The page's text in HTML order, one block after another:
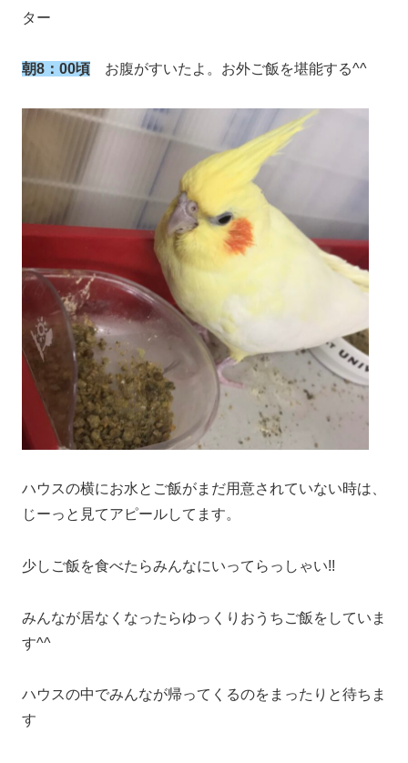
ター
朝8：00頃 お腹がすいたよ。お外ご飯を堪能する^^
ハウスの横にお水とご飯がまだ用意されていない時は、
じーっと見てアピールしてます。
少しご飯を食べたらみんなにいってらっしゃい!!
みんなが居なくなったらゆっくりおうちご飯をしていま
す^^
ハウスの中でみんなが帰ってくるのをまったりと待ちま
す